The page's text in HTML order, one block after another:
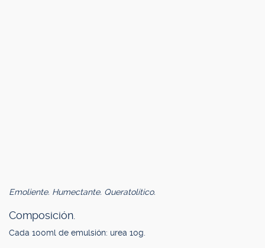
Emoliente. Humectante. Queratolítico.
Composición.
Cada 100ml de emulsión: urea 10g.